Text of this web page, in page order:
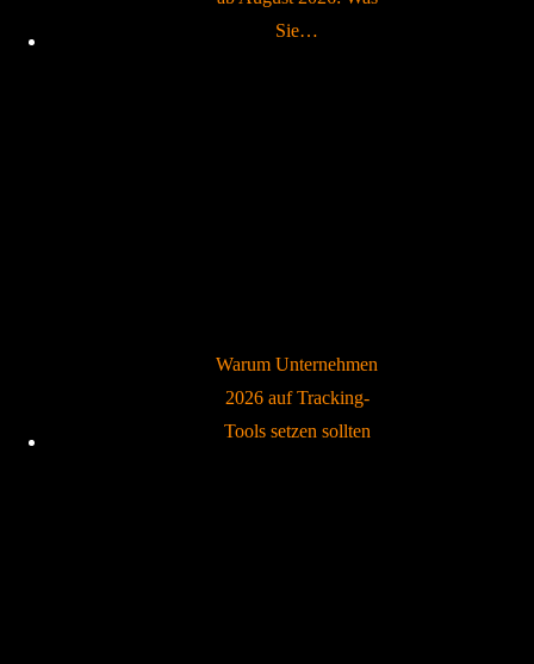
Sie…
Warum Unternehmen
2026 auf Tracking-
Tools setzen sollten